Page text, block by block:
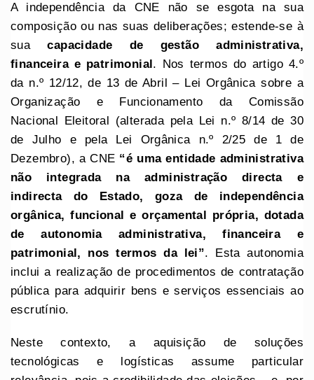
A independência da CNE não se esgota na sua
composição ou nas suas deliberações; estende-se à
suacapacidade de gestão administrativa,
financeira e patrimonial. Nos termos do artigo 4.º
da n.º 12/12, de 13 de Abril – Lei Orgânica sobre a
Organização e Funcionamento da Comissão
Nacional Eleitoral (alterada pela Lei n.º 8/14 de 30
de Julho e pela Lei Orgânica n.º 2/25 de 1 de
Dezembro), a CNE “é uma entidade administrativa
não integrada na administração directa e
indirecta do Estado, goza de independência
orgânica, funcional e orçamental própria, dotada
de autonomia administrativa, financeira e
patrimonial, nos termos da lei”. Esta autonomia
inclui a realização de procedimentos de contratação
pública para adquirir bens e serviços essenciais ao
escrutínio.
Neste contexto, a aquisição de soluções
tecnológicas e logísticas assume particular